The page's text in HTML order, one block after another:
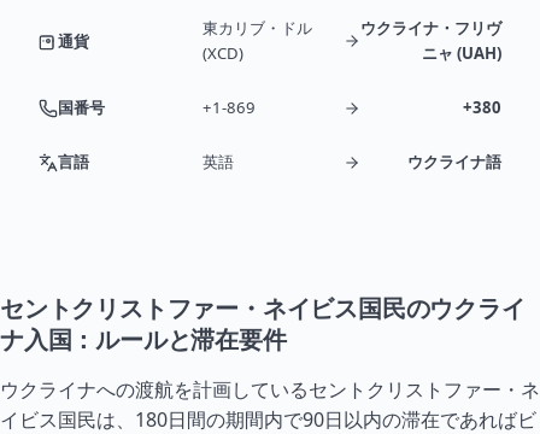
通貨
東カリブ・ドル
(XCD)
ウクライナ・フリヴ
ニャ (UAH)
国番号 +1-869 +380
言語 英語 ウクライナ語
セントクリストファー・ネイビス国民のウクライ
ナ入国：ルールと滞在要件
ウクライナへの渡航を計画しているセントクリストファー・ネ
イビス国民は、180日間の期間内で90日以内の滞在であればビ